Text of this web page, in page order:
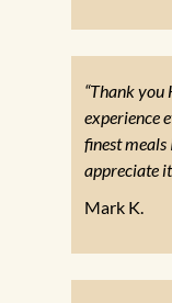
“Thank you
experience
finest meals
appreciate
Mark K.